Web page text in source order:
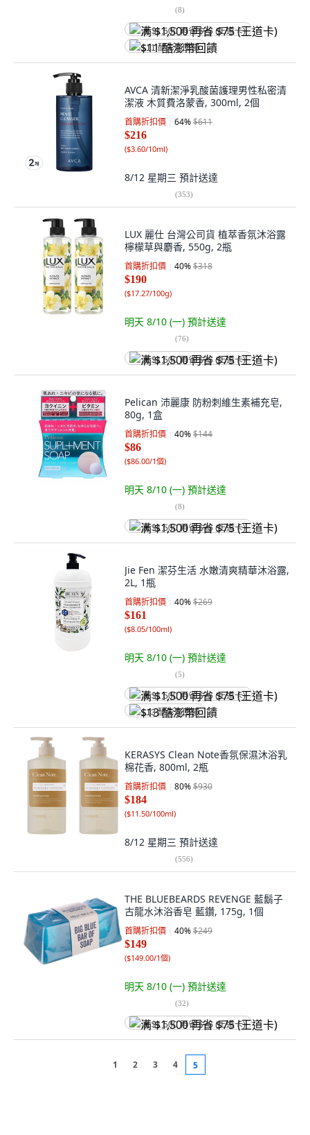
(8)
满 $1,500 再省 $75 (王道卡)
$11 酷澎幣回饋
AVCA 清新潔淨乳酸菌護理男性私密清
潔液 木質費洛蒙香, 300ml, 2個
首購折扣價 64%$611
$216
($3.60/10ml)
8/12 星期三 預計送達
(353)
LUX 麗仕 台灣公司貨 植萃香氛沐浴露
檸檬草與麝香, 550g, 2瓶
首購折扣價 40%$318
$190
($17.27/100g)
明天 8/10 (一) 預計送達
(76)
满 $1,500 再省 $75 (王道卡)
Pelican 沛麗康 防粉刺維生素補充皂,
80g, 1盒
首購折扣價 40%$144
$86
($86.00/1個)
明天 8/10 (一) 預計送達
(8)
满 $1,500 再省 $75 (王道卡)
Jie Fen 潔芬生活 水嫩清爽精華沐浴露,
2L, 1瓶
首購折扣價 40%$269
$161
($8.05/100ml)
明天 8/10 (一) 預計送達
(5)
满 $1,500 再省 $75 (王道卡)
$13 酷澎幣回饋
KERASYS Clean Note香氛保濕沐浴乳
棉花香, 800ml, 2瓶
首購折扣價 80%$930
$184
($11.50/100ml)
8/12 星期三 預計送達
(556)
THE BLUEBEARDS REVENGE 藍鬍子
古龍水沐浴香皂 藍鑽, 175g, 1個
首購折扣價 40%$249
$149
($149.00/1個)
明天 8/10 (一) 預計送達
(32)
满 $1,500 再省 $75 (王道卡)
1 2 3 4 5